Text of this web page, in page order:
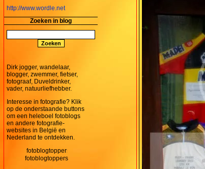
http://www.wordle.net
Zoeken in blog
Dirk jogger, wandelaar,
blogger, zwemmer, fietser,
fotograaf, Duveldrinker,
vader, natuurliefhebber.
Interesse in fotografie? Klik
op de onderstaande buttons
om een heleboel fotoblogs
en andere fotografie-
websites in België en
Nederland te ontdekken.
fotoblogtoppers